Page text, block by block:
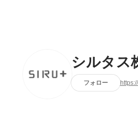
シルタス
フォロー